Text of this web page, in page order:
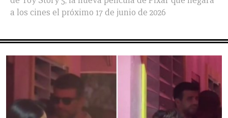
a los cines el próximo 17 de junio de 2026